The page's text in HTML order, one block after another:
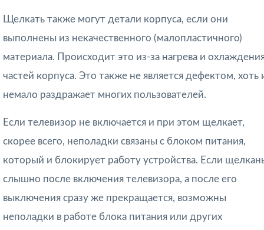
Щелкать также могут детали корпуса, если они
выполнены из некачественного (малопластичного)
материала. Происходит это из-за нагрева и
частей корпуса. Это также не является дефектом, хоть
немало раздражает многих пользователей.
Если телевизор не включается и при этом щелкает,
скорее всего, неполадки связаны с блоком питания,
который и блокирует работу устройства. Если
слышно после включения телевизора, а после его
выключения сразу же прекращается, возможны
неполадки в работе блока питания или других